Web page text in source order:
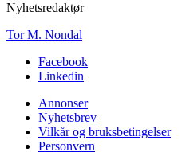
Nyhetsredaktør
Tor M. Nondal
Facebook
Linkedin
Annonser
Nyhetsbrev
Vilkår og bruksbetingelser
Personvern